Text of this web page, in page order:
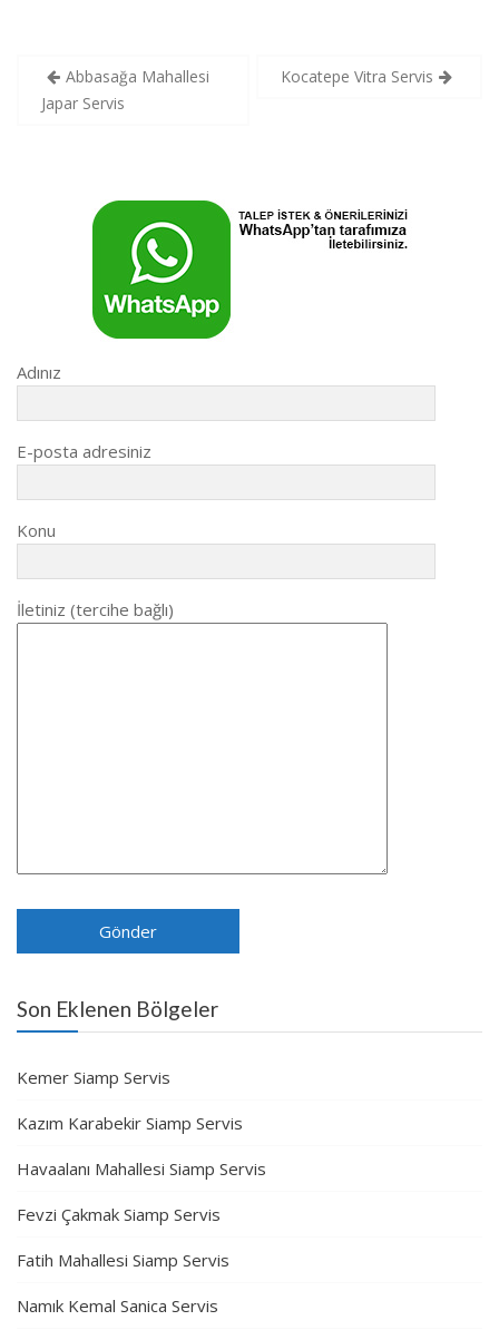
Yazı
gezinmesi
Abbasağa Mahallesi
Japar Servis
Kocatepe Vitra Servis
Adınız
E-posta adresiniz
Konu
İletiniz (tercihe bağlı)
Son Eklenen Bölgeler
Kemer Siamp Servis
Kazım Karabekir Siamp Servis
Havaalanı Mahallesi Siamp Servis
Fevzi Çakmak Siamp Servis
Fatih Mahallesi Siamp Servis
Namık Kemal Sanica Servis